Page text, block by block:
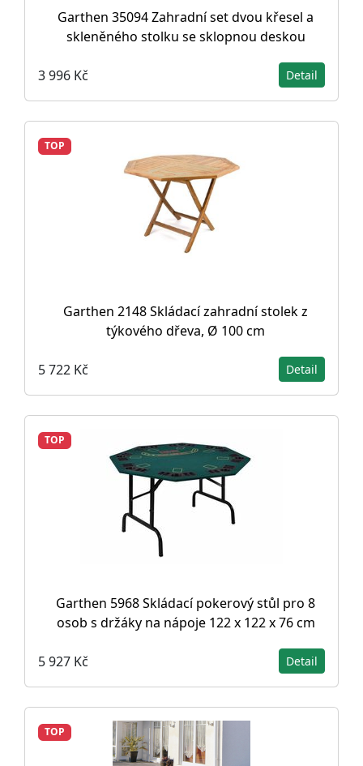
Garthen 35094 Zahradní set dvou křesel a
skleněného stolku se sklopnou deskou
3 996 Kč Detail
TOP
Garthen 2148 Skládací zahradní stolek z
týkového dřeva, Ø 100 cm
5 722 Kč Detail
TOP
Garthen 5968 Skládací pokerový stůl pro 8
osob s držáky na nápoje 122 x 122 x 76 cm
5 927 Kč Detail
TOP